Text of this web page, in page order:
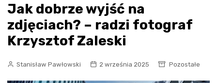
Jak dobrze wyjść na
zdjęciach? – radzi fotograf
Krzysztof Zaleski
Stanisław Pawłowski 2 września 2025 Pozostałe